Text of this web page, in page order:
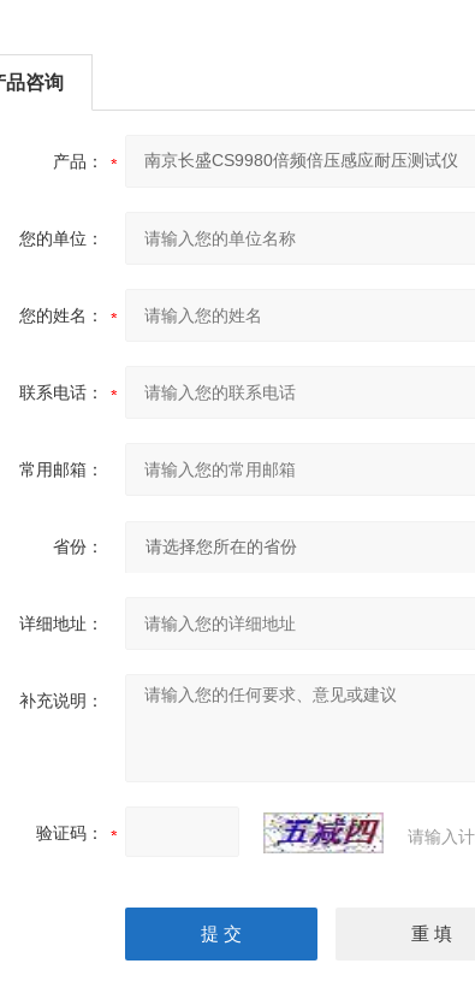
品咨询
产品：
您的单位：
您的姓名：
联系电话：
常用邮箱：
省份：
详细地址：
补充说明：
验证码： 请输入